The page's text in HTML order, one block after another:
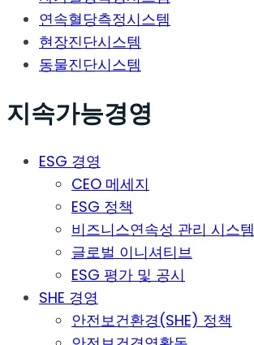
연속혈당측정시스템
현장진단시스템
동물진단시스템
지속가능경영
ESG 경영
CEO 메세지
ESG 정책
비즈니스연속성 관리 시스템
글로벌 이니셔티브
ESG 평가 및 공시
SHE 경영
안전보건환경(SHE) 정책